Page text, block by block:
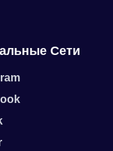
Сети